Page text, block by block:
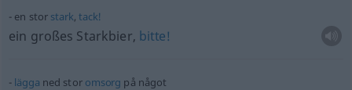
en stor stark, tack!
ein großes Starkbier, bitte!
lägga ned stor omsorg på något